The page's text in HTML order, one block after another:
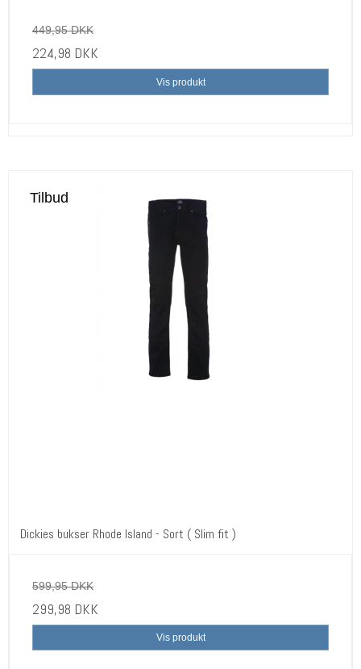
449,95 DKK
224,98 DKK
Vis produkt
Tilbud
Dickies bukser Rhode Island - Sort ( Slim fit )
599,95 DKK
299,98 DKK
Vis produkt